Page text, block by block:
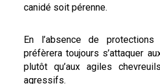
canidé soit pérenne.
En l’absence de
préfèrera toujours s’attaquer
plutôt qu’aux agiles
agressifs.